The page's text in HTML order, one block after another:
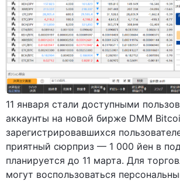
11 января стали доступными
аккаунты на новой бирже DMM
зарегистрировавшихся
приятный сюрприз — 1 000 йен в
планируется до 11 марта. Для
могут воспользоваться